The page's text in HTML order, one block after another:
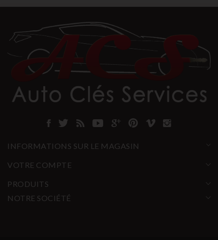
INFORMATIONS SUR LE MAGASIN
VOTRE COMPTE
PRODUITS
NOTRE SOCIÉTÉ